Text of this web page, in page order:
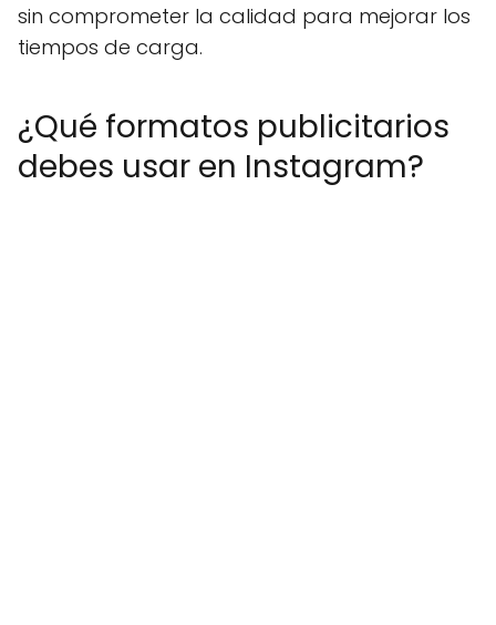
sin comprometer la calidad para mejorar los
tiempos de carga.
¿Qué formatos publicitarios
debes usar en Instagram?